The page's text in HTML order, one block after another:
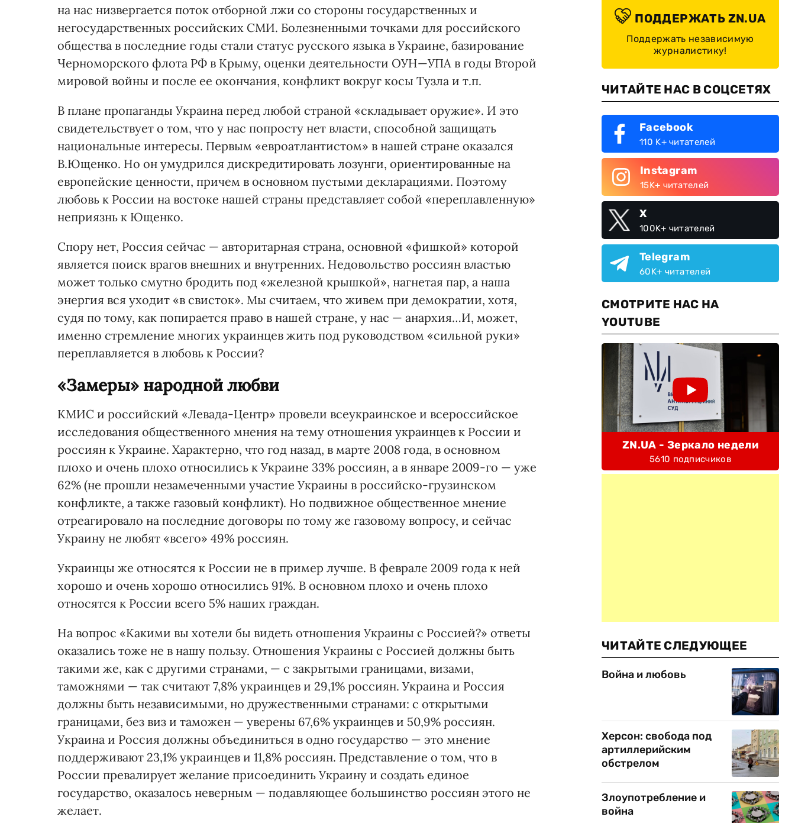
на нас низвергается поток отборной лжи со стороны государственных и
негосударственных российских СМИ. Болезненными точками для российского
общества в последние годы стали статус русского языка в Украине, базирование
Черноморского флота РФ в Крыму, оценки деятельности ОУН—УПА в годы Второй
мировой войны и после ее окончания, конфликт вокруг косы Тузла и т.п.
В плане пропаганды Украина перед любой страной «складывает оружие». И это
свидетельствует о том, что у нас попросту нет власти, способной защищать
национальные интересы. Первым «евроатлантистом» в нашей стране оказался
В.Ющенко. Но он умудрился дискредитировать лозунги, ориентированные на
европейские ценности, причем в основном пустыми декларациями. Поэтому
любовь к России на востоке нашей страны представляет собой «переплавленную»
неприязнь к Ющенко.
Спору нет, Россия сейчас — авторитарная страна, основной «фишкой» которой
является поиск врагов внешних и внутренних. Недовольство россиян властью
может только смутно бродить под «железной крышкой», нагнетая пар, а наша
энергия вся уходит «в свисток». Мы считаем, что живем при демократии, хотя,
судя по тому, как попирается право в нашей стране, у нас — анархия…И, может,
именно стремление многих украинцев жить под руководством «сильной руки»
переплавляется в любовь к России?
«Замеры» народной любви
КМИС и российский «Левада-Центр» провели всеукраинское и всероссийское
исследования общественного мнения на тему отношения украинцев к России и
россиян к Украине. Характерно, что год назад, в марте 2008 года, в основном
плохо и очень плохо относились к Украине 33% россиян, а в январе 2009-го — уже
62% (не прошли незамеченными участие Ук­раины в российско-грузинском
конфликте, а также газовый конфликт). Но подвижное общественное мнение
отреагировало на последние договоры по тому же газовому вопросу, и сейчас
Украину не любят «всего» 49% россиян.
Украинцы же относятся к России не в пример лучше. В феврале 2009 года к ней
хорошо и очень хорошо относились 91%. В основном плохо и очень плохо
относятся к России всего 5% наших граждан.
На вопрос «Какими вы хотели бы видеть отношения Украины с Россией?» ответы
оказались тоже не в нашу пользу. Отношения Ук­раи­ны с Россией должны быть
такими же, как с другими странами, — с закрытыми границами, визами,
таможнями — так считают 7,8% украинцев и 29,1% россиян. Украина и Россия
должны быть независимыми, но дружественными странами: с открытыми
границами, без виз и таможен — уверены 67,6% украинцев и 50,9% россиян.
Украина и Россия должны объединиться в одно государство — это мнение
поддерживают 23,1% украинцев и 11,8% россиян. Представление о том, что в
России превалирует желание присоединить Украину и создать единое
государство, оказалось неверным — подавляющее большинство россиян этого не
желает.
ПОДДЕРЖАТЬ ZN.UA
Поддержать независимую
журналистику!
ЧИТАЙТЕ НАС В СОЦСЕТЯХ
Facebook
110 K+ читателей
Instagram
15K+ читателей
X
100K+ читателей
Telegram
60K+ читателей
СМОТРИТЕ НАС НА
YOUTUBE
ZN.UA - Зеркало недели
5610 подписчиков
ЧИТАЙТЕ СЛЕДУЮЩЕЕ
Война и любовь
Херсон: свобода под
артиллерийским
обстрелом
Злоупотребление и
война